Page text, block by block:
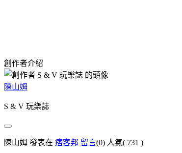
創作者介紹
陳山姆
S & V 玩樂誌
陳山姆 發表在 痞客邦 留言(0) 人氣( 731 )